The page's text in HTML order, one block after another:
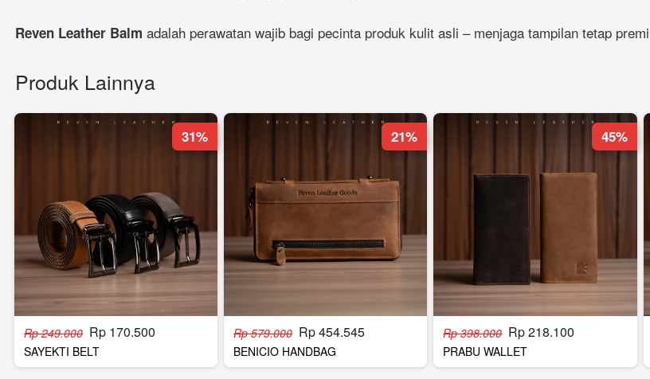
Reven Leather Balm adalah perawatan wajib bagi pecinta produk kulit asli – menjaga tampilan tetap
Produk Lainnya
Rp 249.000 Rp 170.500
SAYEKTI BELT
31%
Rp 579.000 Rp 454.545
BENICIO HANDBAG
21%
Rp 398.000 Rp 218.100
PRABU WALLET
45%